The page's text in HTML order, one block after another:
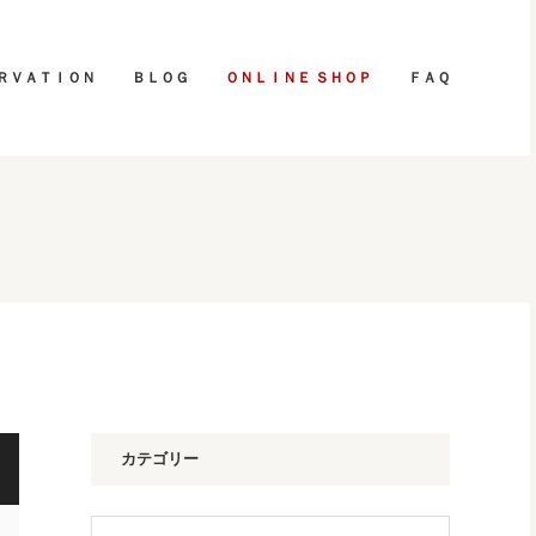
ＶＡＴＩＯＮ ＢＬＯＧ ＯＮＬＩＮＥ ＳＨＯＰ ＦＡＱ
カテゴリー